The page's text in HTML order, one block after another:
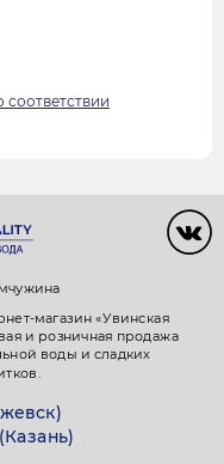
магазин «Увинская
и розничная продажа
воды и сладких